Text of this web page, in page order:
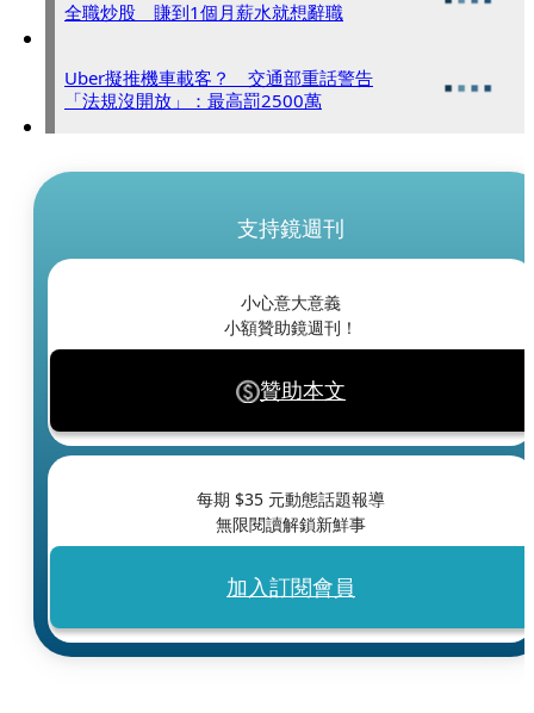
全職炒股 賺到1個月薪水就想辭職
Uber擬推機車載客？ 交通部重話警告
「法規沒開放」：最高罰2500萬
支持鏡週刊
小心意大意義
小額贊助鏡週刊！
贊助本文
每期 $35 元動態話題報導
無限閱讀解鎖新鮮事
加入訂閱會員